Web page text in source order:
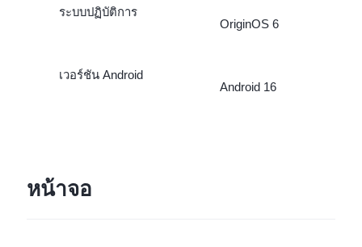
ระบบปฏิบัติการ
OriginOS 6
เวอร์ชัน Android
Android 16
หน้าจอ